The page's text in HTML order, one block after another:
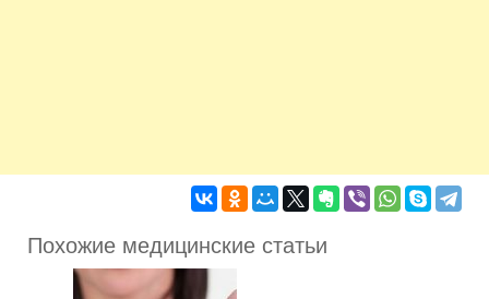
Похожие медицинские статьи